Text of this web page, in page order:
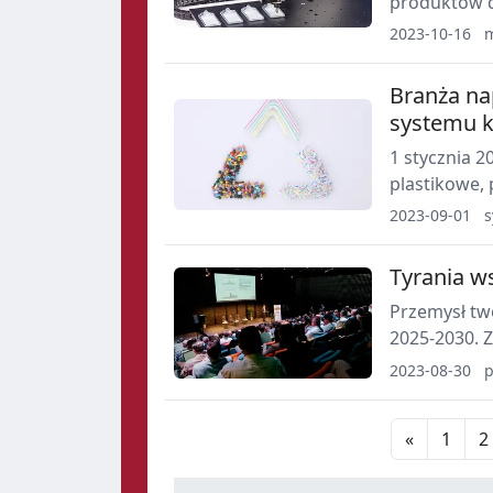
pacjentem,
dozowania
na stołach
2023-10-16
Branża
systemu
1 stycznia
plastikowe,
grupę
2023-09-01
Tyrania
Przemysł
2025-2030.
Tworzyw
2023-08-30
« 1 2